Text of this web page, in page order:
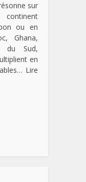
sur
ou en
Ghana,
du Sud,
en
Lire